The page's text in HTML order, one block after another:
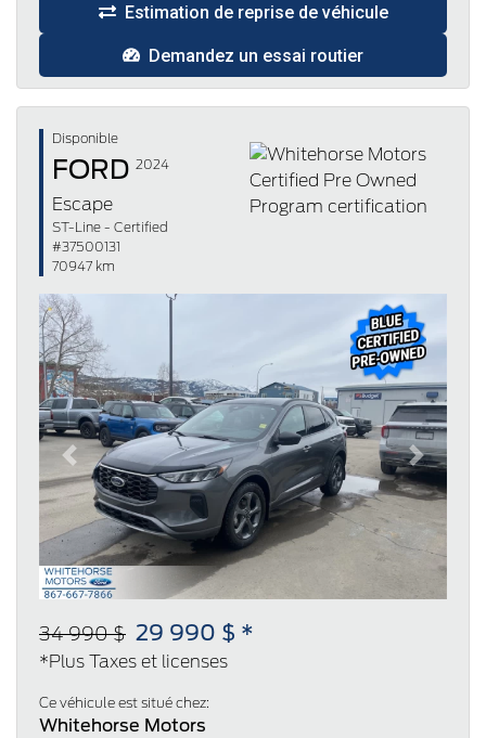
Estimation de reprise de véhicule
Demandez un essai routier
Disponible
FORD 2024
Escape
ST-Line - Certified
#37500131
70947 km
Previous Next
34 990 $ 29 990 $ *
*Plus Taxes et licenses
Ce véhicule est situé chez:
Whitehorse Motors